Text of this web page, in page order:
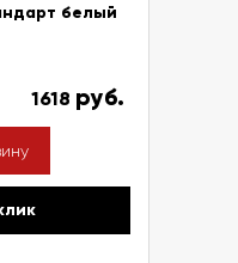
белый
1618 руб.